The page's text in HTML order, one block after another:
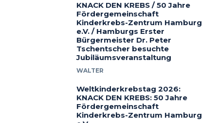
KNACK DEN KREBS / 50 Jahre
Fördergemeinschaft
Kinderkrebs-Zentrum Hamburg
e.V. / Hamburgs Erster
Bürgermeister Dr. Peter
Tschentscher besuchte
Jubiläumsveranstaltung
WALTER
Weltkinderkrebstag 2026:
KNACK DEN KREBS: 50 Jahre
Fördergemeinschaft
Kinderkrebs-Zentrum Hamburg